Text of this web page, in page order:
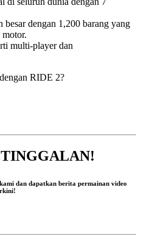
besar dengan 1,200 barang yang
motor.
multi-player dan
RIDE 2?
kami dan dapatkan berita permainan video